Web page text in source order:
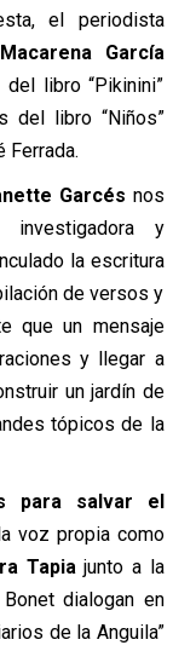
el periodista
Macarena García
libro “Pikinini”
del libro “Niños”
Ferrada.
Garcés nos
y
la escritura
de versos y
que un mensaje
y llegar a
un jardín de
tópicos de la
para salvar el
voz propia como
Tapia junto a la
dialogan en
de la Anguila”